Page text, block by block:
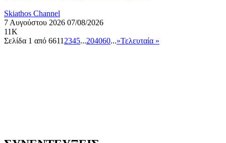
Skiathos Channel
7 Αυγούστου 2026 07/08/2026
11K
Σελίδα 1 από 6611 2345...204060...»Τελευταία »